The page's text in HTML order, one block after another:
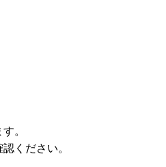
。
ください。